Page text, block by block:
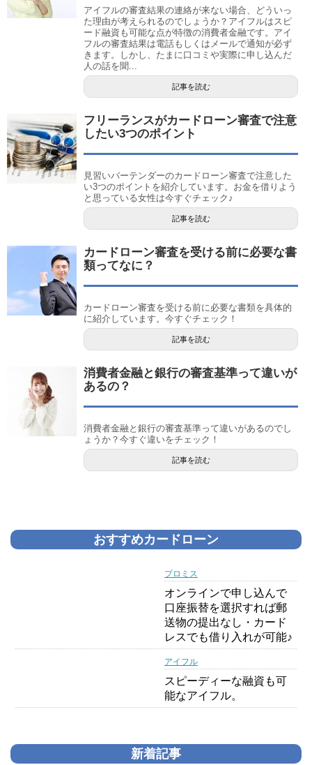
アイフルの審査結果の連絡が来ない場合、どういっ
た理由が考えられるのでしょうか？アイフルはスピ
ード融資も可能な点が特徴の消費者金融です。アイ
フルの審査結果は電話もしくはメールで通知が必ず
きます。しかし、たまに口コミや実際に申し込んだ
人の話を聞...
記事を読む
フリーランスがカードローン審査で注意
したい3つのポイント
見習いバーテンダーのカードローン審査で注意した
い3つのポイントを紹介しています。お金を借りよう
と思っている女性は今すぐチェック♪
記事を読む
カードローン審査を受ける前に必要な書
類ってなに？
カードローン審査を受ける前に必要な書類を具体的
に紹介しています。今すぐチェック！
記事を読む
消費者金融と銀行の審査基準って違いが
あるの？
消費者金融と銀行の審査基準って違いがあるのでし
ょうか？今すぐ違いをチェック！
記事を読む
おすすめカードローン
プロミス
オンラインで申し込んで
口座振替を選択すれば郵
送物の提出なし・カード
レスでも借り入れが可能♪
アイフル
スピーディーな融資も可
能なアイフル。
新着記事